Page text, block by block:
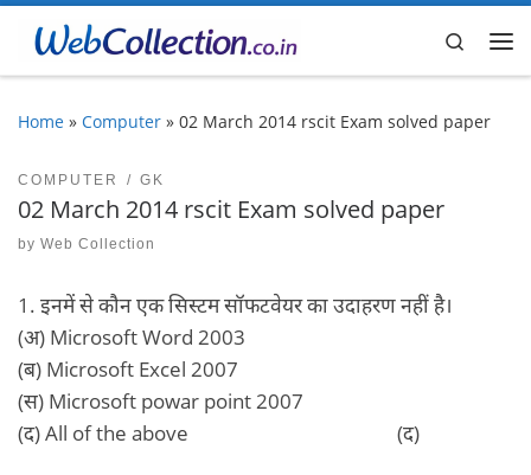
Skip to content
Search
Home » Computer » 02 March 2014 rscit Exam solved paper
COMPUTER GK
02 March 2014 rscit Exam solved paper
by Web Collection
1. इनमें से कौन एक सिस्‍टम सॉफटवेयर का उदाहरण नहीं है।
(अ) Microsoft Word 2003
(ब) Microsoft Excel 2007
(स) Microsoft powar point 2007
(द) All of the above (द)